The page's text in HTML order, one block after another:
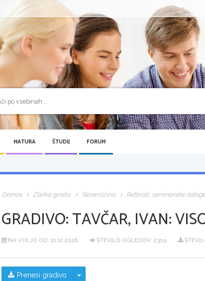
MATURA ŠTUDIJ FORUM
Domov Zbirka gradiv Slovenščina Referati, seminarske
GRADIVO:TAVČAR, IVAN:
NA VOLJO OD: 21.12.2018 ŠTEVILO OGLEDOV: 2319
Prenesi gradivo Skrij/prikaži meni